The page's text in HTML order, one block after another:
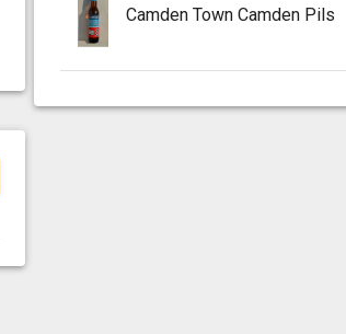
Camden Town Camden Pils